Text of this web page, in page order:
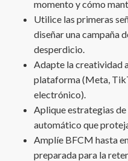
momento y cómo
Utilice las primeras
diseñar una campaña
desperdicio.
Adapte la creatividad
plataforma (Meta,
electrónico).
Aplique estrategias
automático que
Amplíe BFCM hasta
preparada para la